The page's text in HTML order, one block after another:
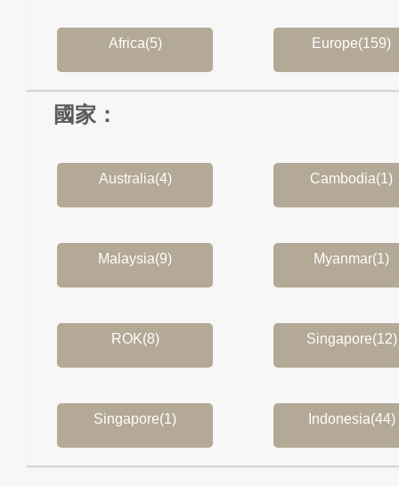
Africa(5) Europe(159)
國家：
Australia(4) Cambodia(1)
Malaysia(9) Myanmar(1)
ROK(8) Singapore(12)
Singapore(1) Indonesia(44)